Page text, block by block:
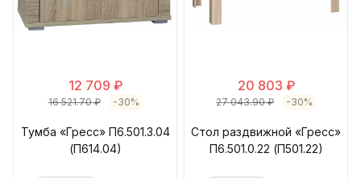
12 709 ₽
16 521.70 ₽ -30%
Тумба «Гресс» П6.501.3.04
(П614.04)
20 803 ₽
27 043.90 ₽ -30%
Стол раздвижной «Гресс»
П6.501.0.22 (П501.22)